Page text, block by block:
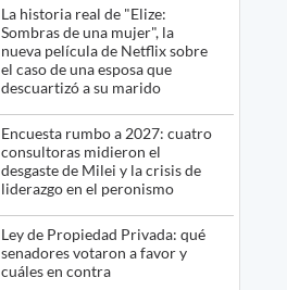
La historia real de "Elize:
Sombras de una mujer", la
nueva película de Netflix sobre
el caso de una esposa que
descuartizó a su marido
Encuesta rumbo a 2027: cuatro
consultoras midieron el
desgaste de Milei y la crisis de
liderazgo en el peronismo
Ley de Propiedad Privada: qué
senadores votaron a favor y
cuáles en contra